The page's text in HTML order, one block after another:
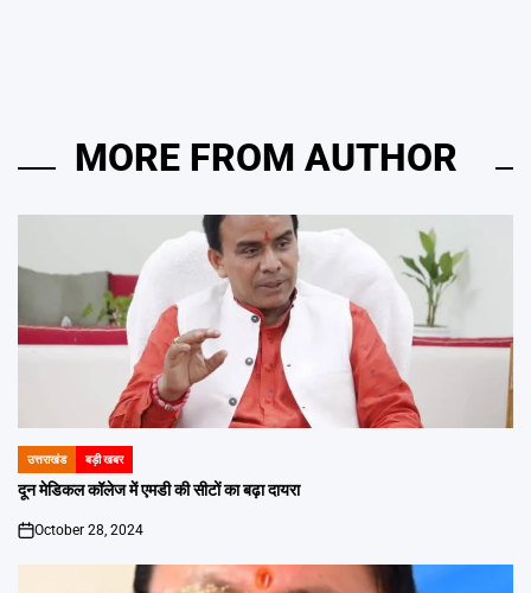
MORE FROM AUTHOR
POSTED
IN
उत्तराखंड बड़ी खबर
दून मेडिकल कॉलेज में एमडी की सीटों का बढ़ा दायरा
on
October 28, 2024